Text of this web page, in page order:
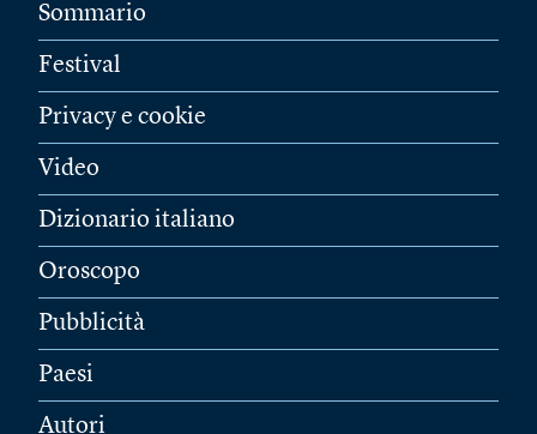
Sommario
Festival
Privacy e cookie
Video
Dizionario italiano
Oroscopo
Pubblicità
Paesi
Autori